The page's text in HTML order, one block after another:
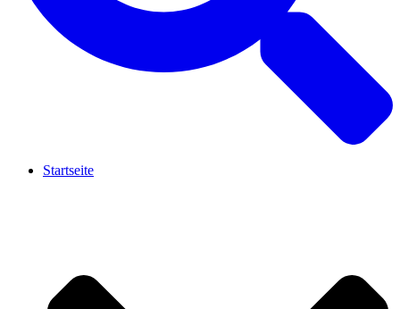
Startseite